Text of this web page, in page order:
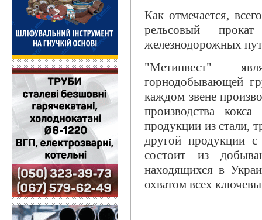
Как отмечается,
рельсовый
железнодорожных
"Метинвест"
горнодобывающей
каждом звене
производства
продукции из стали,
другой продукции
состоит из
находящихся в
охватом всех